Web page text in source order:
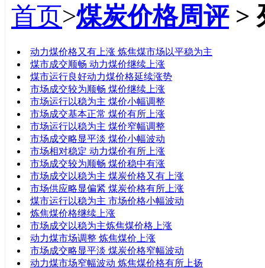
首页>煤炭价格周评>
动力煤价格又有上涨 炼焦煤市场以平稳为主
煤市成交顺畅 动力煤价继续上涨
煤市运行良好动力煤价格延续涨势
市场成交较为顺畅 煤价继续上涨
市场运行以稳为主 煤价小幅调整
市场成交基本正常 煤价有所上涨
市场运行以稳为主 煤价窄幅调整
市场成交略显平淡 煤价小幅波动
市场相对稳定 动力煤价有所上涨
市场成交较为顺畅 煤价稳中有涨
市场成交以稳为主 煤炭价格又有上涨
市场供应略显偏紧 煤炭价格有所上涨
煤市运行以稳为主 市场价格小幅波动
炼焦煤价格继续上涨
市场成交以稳为主炼焦煤价格上涨
动力煤市场调整 炼焦煤价上涨
市场成交略显平淡 煤炭价格窄幅波动
动力煤市场窄幅波动 炼焦煤价格有所上扬